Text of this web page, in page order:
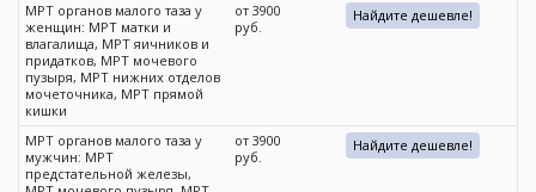
МРТ органов малого таза у
женщин: МРТ матки и
влагалища, МРТ яичников и
придатков, МРТ мочевого
пузыря, МРТ нижних отделов
мочеточника, МРТ прямой
кишки
от 3900
руб.
Найдите дешевле!
МРТ органов малого таза у
мужчин: МРТ
предстательной железы,
от 3900
руб.
Найдите дешевле!